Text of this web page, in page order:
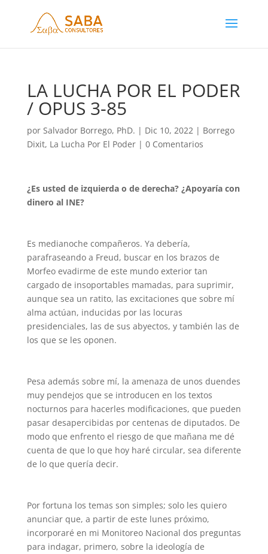
LA LUCHA POR EL PODER
/ OPUS 3-85
por Salvador Borrego, PhD. | Dic 10, 2022| Borrego
Dixit, La Lucha Por El Poder| 0 Comentarios
¿Es usted de izquierda o de derecha? ¿Apoyaría con
dinero al INE?
Es medianoche compañeros. Ya debería,
parafraseando a Freud, buscar en los brazos de
Morfeo evadirme de este mundo exterior tan
cargado de insoportables mamadas, para suprimir,
aunque sea un ratito, las excitaciones que sobre mí
alma actúan, inducidas por las locuras
presidenciales, las de sus abyectos, y también las de
los que se les oponen.
Pesa además sobre mí, la amenaza de unos duendes
muy pendejos que se introducen en los textos
nocturnos para hacerles modificaciones, que pueden
pasar desapercibidas por centenas de diputados. De
modo que enfrento el riesgo de que mañana me dé
cuenta de que lo que hoy haré circular, sea diferente
de lo que quería decir.
Por fortuna los temas son simples; solo les quiero
anunciar que, a partir de este lunes próximo,
incorporaré en mi Monitoreo Nacional dos preguntas
para indagar, primero, sobre la ideología de